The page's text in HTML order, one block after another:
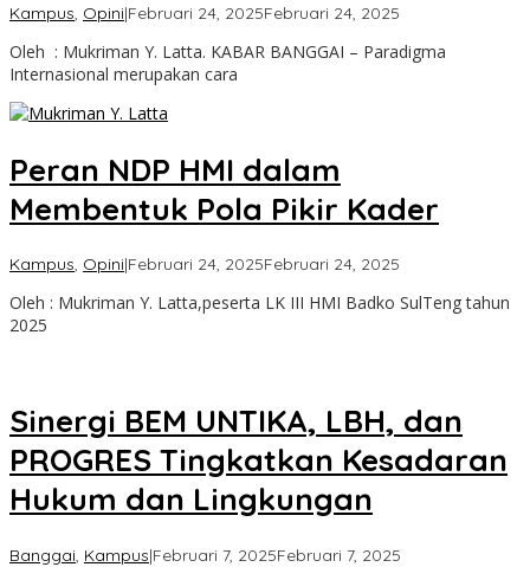
Kampus, Opini|Februari 24, 2025Februari 24, 2025
Kabar
Oleh : Mukriman Y. Latta. KABAR BANGGAI – Paradigma
Internasional merupakan cara
Peran NDP HMI dalam
Membentuk Pola Pikir Kader
Kampus, Opini|Februari 24, 2025Februari 24, 2025
Kabar
Oleh : Mukriman Y. Latta,peserta LK III HMI Badko SulTeng tahun
2025
Sinergi BEM UNTIKA, LBH, dan
PROGRES Tingkatkan Kesadaran
Hukum dan Lingkungan
Banggai, Kampus|Februari 7, 2025Februari 7, 2025